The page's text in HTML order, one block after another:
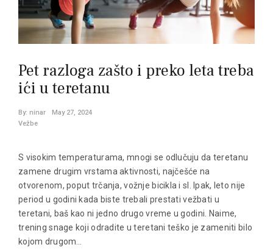
Pet razloga zašto i preko leta treba
ići u teretanu
By: ninar
May 27, 2024
Vežbe
S visokim temperaturama, mnogi se odlučuju da teretanu
zamene drugim vrstama aktivnosti, najčešće na
otvorenom, poput trčanja, vožnje bicikla i sl. Ipak, leto nije
period u godini kada biste trebali prestati vežbati u
teretani, baš kao ni jedno drugo vreme u godini. Naime,
trening snage koji odradite u teretani teško je zameniti bilo
kojom drugom…